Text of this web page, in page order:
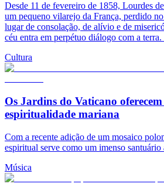
Desde 11 de fevereiro de 1858, Lourdes
um pequeno vilarejo da França, perdido
lugar de consolação, de alívio e de
céu entra em perpétuo diálogo com a terra.
Cultura
Os Jardins do Vaticano
espiritualidade mariana
Com a recente adição de um mosaico
espiritual serve como um imenso santuário
Música